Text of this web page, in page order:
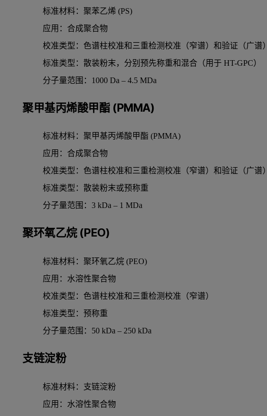
标准材料：聚苯乙烯 (PS)
应用：合成聚合物
校准类型：色谱柱校准和三重检测校准（窄谱）和验证（广谱）
标准类型：散装粉末，分别预先称重和混合（用于 HT-GPC）
分子量范围：1000 Da – 4.5 MDa
聚甲基丙烯酸甲酯 (PMMA)
标准材料：聚甲基丙烯酸甲酯 (PMMA)
应用：合成聚合物
校准类型：色谱柱校准和三重检测校准（窄谱）和验证（广谱）
标准类型：散装粉末或预称重
分子量范围：3 kDa – 1 MDa
聚环氧乙烷 (PEO)
标准材料：聚环氧乙烷 (PEO)
应用：水溶性聚合物
校准类型：色谱柱校准和三重检测校准（窄谱）
标准类型：预称重
分子量范围：50 kDa – 250 kDa
支链淀粉
标准材料：支链淀粉
应用：水溶性聚合物